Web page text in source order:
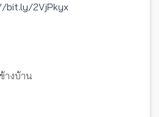
bit.ly/2VjPkyx
างบ้าน